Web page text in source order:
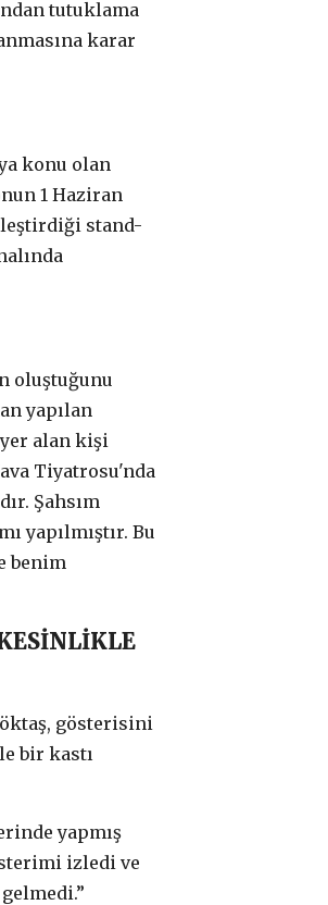
tutuklama
karar
konu olan
1 Haziran
stand-
oluştuğunu
yapılan
alan kişi
Tiyatrosu'nda
Şahsım
yapılmıştır. Bu
benim
gösterisini
bir kastı
yapmış
izledi ve